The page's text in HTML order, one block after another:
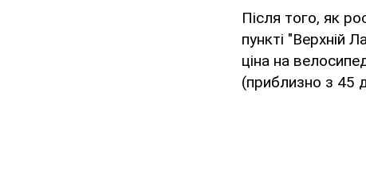
Після того, як
пункті "Верхній
ціна на
(приблизно з 45